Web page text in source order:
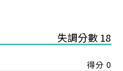
失調分數 18
得分 0